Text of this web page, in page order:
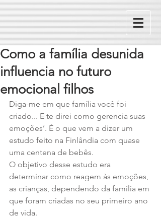
Como a família desunida
influencia no futuro
emocional filhos
Diga-me em que família você foi
criado... E te direi como gerencia suas
emoções’. É o que vem a dizer um
estudo feito na Finlândia com quase
uma centena de bebês.
O objetivo desse estudo era
determinar como reagem às emoções,
as crianças, dependendo da família em
que foram criadas no seu primeiro ano
de vida.